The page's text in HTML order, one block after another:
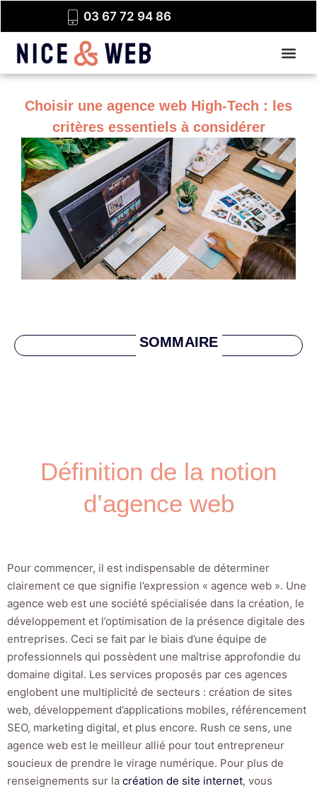
03 67 72 94 86
Choisir une agence web High-Tech : les
critères essentiels à considérer
SOMMAIRE
Définition de la notion
d’agence web
Pour commencer, il est indispensable de déterminer
clairement ce que signifie l’expression « agence web ». Une
agence web est une société spécialisée dans la création, le
développement et l’optimisation de la présence digitale des
entreprises. Ceci se fait par le biais d’une équipe de
professionnels qui possèdent une maîtrise approfondie du
domaine digital. Les services proposés par ces agences
englobent une multiplicité de secteurs : création de sites
web, développement d’applications mobiles, référencement
SEO, marketing digital, et plus encore. Rush ce sens, une
agence web est le meilleur allié pour tout entrepreneur
soucieux de prendre le virage numérique. Pour plus de
renseignements sur la création de site internet, vous